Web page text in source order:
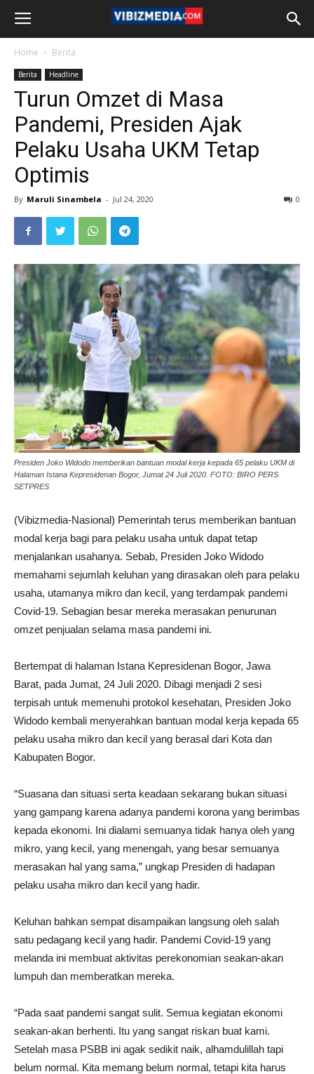
Home Berita
Berita Headline
Turun Omzet di Masa
Pandemi, Presiden Ajak
Pelaku Usaha UKM Tetap
Optimis
By Maruli Sinambela - Jul 24, 2020 0
Presiden Joko Widodo memberikan bantuan modal kerja kepada 65 pelaku UKM di
Halaman Istana Kepresidenan Bogor, Jumat 24 Juli 2020. FOTO: BIRO PERS
SETPRES
(Vibizmedia-Nasional) Pemerintah terus memberikan bantuan
modal kerja bagi para pelaku usaha untuk dapat tetap
menjalankan usahanya. Sebab, Presiden Joko Widodo
memahami sejumlah keluhan yang dirasakan oleh para pelaku
usaha, utamanya mikro dan kecil, yang terdampak pandemi
Covid-19. Sebagian besar mereka merasakan penurunan
omzet penjualan selama masa pandemi ini.
Bertempat di halaman Istana Kepresidenan Bogor, Jawa
Barat, pada Jumat, 24 Juli 2020. Dibagi menjadi 2 sesi
terpisah untuk memenuhi protokol kesehatan, Presiden Joko
Widodo kembali menyerahkan bantuan modal kerja kepada 65
pelaku usaha mikro dan kecil yang berasal dari Kota dan
Kabupaten Bogor.
“Suasana dan situasi serta keadaan sekarang bukan situasi
yang gampang karena adanya pandemi korona yang berimbas
kepada ekonomi. Ini dialami semuanya tidak hanya oleh yang
mikro, yang kecil, yang menengah, yang besar semuanya
merasakan hal yang sama,” ungkap Presiden di hadapan
pelaku usaha mikro dan kecil yang hadir.
Keluhan bahkan sempat disampaikan langsung oleh salah
satu pedagang kecil yang hadir. Pandemi Covid-19 yang
melanda ini membuat aktivitas perekonomian seakan-akan
lumpuh dan memberatkan mereka.
“Pada saat pandemi sangat sulit. Semua kegiatan ekonomi
seakan-akan berhenti. Itu yang sangat riskan buat kami.
Setelah masa PSBB ini agak sedikit naik, alhamdulillah tapi
belum normal. Kita memang belum normal, tetapi kita harus